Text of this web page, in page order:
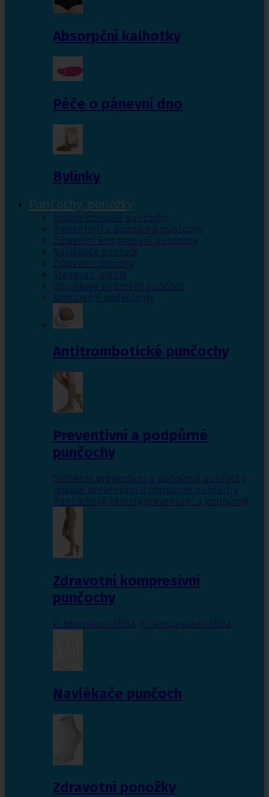
Absorpční kalhotky
Péče o pánevní dno
Bylinky
Punčochy, ponožky
Antitrombotické punčochy
Preventivní a podpůrné punčochy
Zdravotní kompresivní punčochy
Navlékače punčoch
Zdravotní ponožky
Stahovací prádlo
Doplňkový sortiment punčoch
Kompresní podkolenky
Antitrombotické punčochy
Preventivní a podpůrné
punčochy
Stehenní preventivní a podpůrné punčochy,
Lýtkové preventivní a podpůrné punčochy,
Punčochové kalhoty preventivní a podpůrné
Zdravotní kompresivní
punčochy
II. kompresní třída III. kompresivní třída
Navlékače punčoch
Zdravotní ponožky